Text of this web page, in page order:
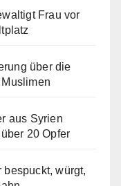
Frau vor
über die
aus Syrien
20 Opfer
würgt,